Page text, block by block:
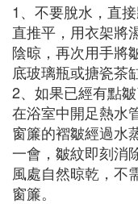
1、不要脫水，直
直推平，用衣架將
陰晾，再次用手將
底玻璃瓶或搪瓷茶
2、如果已經有點
在浴室中開足熱水
窗簾的褶皺經過水
一會，皺紋即刻消
風處自然晾乾，不
窗簾。